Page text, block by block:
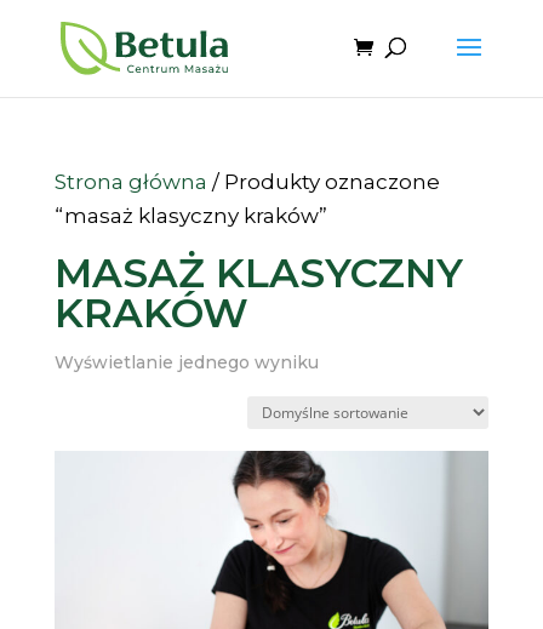
Strona główna / Produkty oznaczone
“masaż klasyczny kraków”
MASAŻ KLASYCZNY
KRAKÓW
Wyświetlanie jednego wyniku